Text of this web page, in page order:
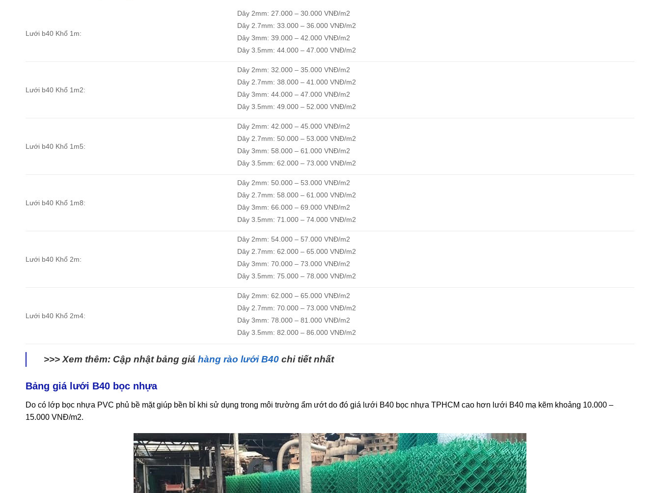
Lưới b40 Khổ 1m:
Dây 2mm: 27.000 – 30.000 VNĐ/m2
Dây 2.7mm: 33.000 – 36.000 VNĐ/m2
Dây 3mm: 39.000 – 42.000 VNĐ/m2
Dây 3.5mm: 44.000 – 47.000 VNĐ/m2
Lưới b40 Khổ 1m2:
Dây 2mm: 32.000 – 35.000 VNĐ/m2
Dây 2.7mm: 38.000 – 41.000 VNĐ/m2
Dây 3mm: 44.000 – 47.000 VNĐ/m2
Dây 3.5mm: 49.000 – 52.000 VNĐ/m2
Lưới b40 Khổ 1m5:
Dây 2mm: 42.000 – 45.000 VNĐ/m2
Dây 2.7mm: 50.000 – 53.000 VNĐ/m2
Dây 3mm: 58.000 – 61.000 VNĐ/m2
Dây 3.5mm: 62.000 – 73.000 VNĐ/m2
Lưới b40 Khổ 1m8:
Dây 2mm: 50.000 – 53.000 VNĐ/m2
Dây 2.7mm: 58.000 – 61.000 VNĐ/m2
Dây 3mm: 66.000 – 69.000 VNĐ/m2
Dây 3.5mm: 71.000 – 74.000 VNĐ/m2
Lưới b40 Khổ 2m:
Dây 2mm: 54.000 – 57.000 VNĐ/m2
Dây 2.7mm: 62.000 – 65.000 VNĐ/m2
Dây 3mm: 70.000 – 73.000 VNĐ/m2
Dây 3.5mm: 75.000 – 78.000 VNĐ/m2
Lưới b40 Khổ 2m4:
Dây 2mm: 62.000 – 65.000 VNĐ/m2
Dây 2.7mm: 70.000 – 73.000 VNĐ/m2
Dây 3mm: 78.000 – 81.000 VNĐ/m2
Dây 3.5mm: 82.000 – 86.000 VNĐ/m2
>>> Xem thêm: Cập nhật bảng giáhàng rào lưới B40 chi tiết nhất
Bảng giá lưới B40 bọc nhựa
Do có lớp bọc nhựa PVC phủ bề mặt giúp bền bỉ khi sử dụng trong môi trường ẩm ướt do đó giá lưới B40 bọc nhựa TPHCM cao hơn lưới B40 mạ kẽm khoảng 10.000 –
15.000 VNĐ/m2.